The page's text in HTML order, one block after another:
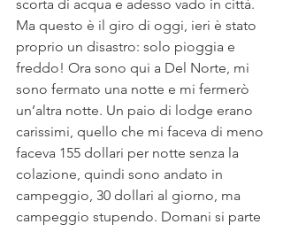
scorta di acqua e adesso vado in città.
Ma questo è il giro di oggi, ieri è stato
proprio un disastro: solo pioggia e
freddo! Ora sono qui a Del Norte, mi
sono fermato una notte e mi fermerò
un’altra notte. Un paio di lodge erano
carissimi, quello che mi faceva di meno
faceva 155 dollari per notte senza la
colazione, quindi sono andato in
campeggio, 30 dollari al giorno, ma
campeggio stupendo. Domani si parte